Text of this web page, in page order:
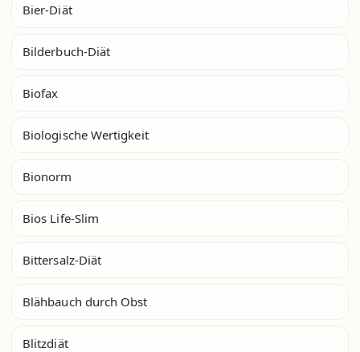
Bier-Diät
Bilderbuch-Diät
Biofax
Biologische Wertigkeit
Bionorm
Bios Life-Slim
Bittersalz-Diät
Blähbauch durch Obst
Blitzdiät